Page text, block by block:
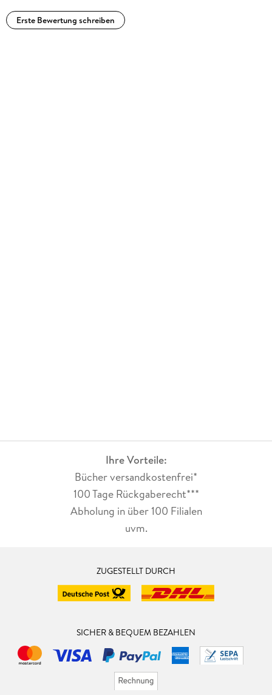
Erste Bewertung schreiben
Ihre Vorteile:
Bücher versandkostenfrei*
100 Tage Rückgaberecht***
Abholung in über 100 Filialen
uvm.
ZUGESTELLT DURCH
SICHER & BEQUEM BEZAHLEN